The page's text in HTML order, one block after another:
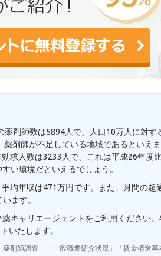
剤師数は5894人で、人口10万人に対す
剤師が不足している地域であるといえ
求人数は3233人で、これは平成26年度
い環境だといえるでしょう。
均年収は471万円です。また、月間の超
ます。
キャリエージェントをご利用ください
いたします。
剤師調査」「一般職業紹介状況」「賃金構造基